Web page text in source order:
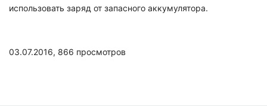
использовать заряд от запасного аккумулятора.
03.07.2016, 866 просмотров